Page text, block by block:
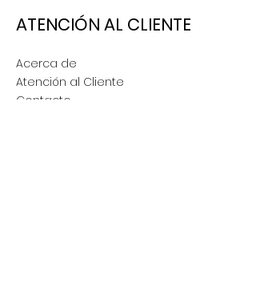
ATENCIÓN AL CLIENTE
Acerca de
Atención al Cliente
Contacto